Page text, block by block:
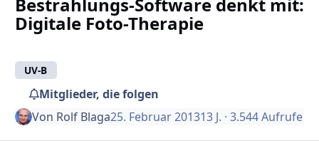
Bestrahlungs-Software denkt mit:
Digitale Foto-Therapie
UV-B
Mitglieder, die folgen
Von Rolf Blaga25. Februar 201313 J. · 3.544 Aufrufe